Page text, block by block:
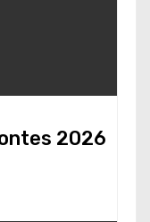
2026